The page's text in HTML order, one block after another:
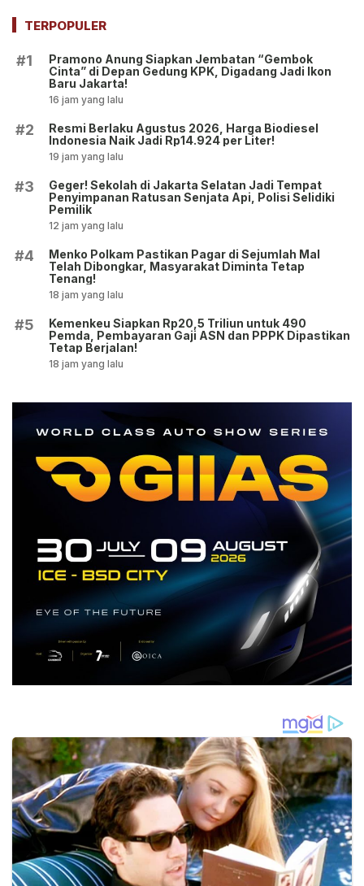
Penyitaan Aset!
TERPOPULER
#1
Pramono Anung Siapkan Jembatan “Gembok
Cinta” di Depan Gedung KPK, Digadang Jadi Ikon
Baru Jakarta!
16 jam yang lalu
#2
Resmi Berlaku Agustus 2026, Harga Biodiesel
Indonesia Naik Jadi Rp14.924 per Liter!
19 jam yang lalu
#3
Geger! Sekolah di Jakarta Selatan Jadi Tempat
Penyimpanan Ratusan Senjata Api, Polisi Selidiki
Pemilik
12 jam yang lalu
#4
Menko Polkam Pastikan Pagar di Sejumlah Mal
Telah Dibongkar, Masyarakat Diminta Tetap
Tenang!
18 jam yang lalu
#5
Kemenkeu Siapkan Rp20,5 Triliun untuk 490
Pemda, Pembayaran Gaji ASN dan PPPK Dipastikan
Tetap Berjalan!
18 jam yang lalu